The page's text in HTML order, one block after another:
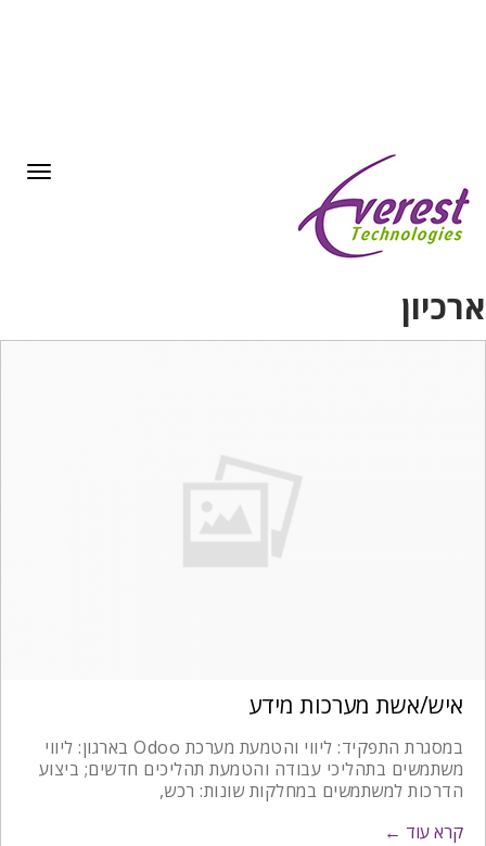
תפריט
איש/אשת מערכות מידע
במסגרת התפקיד: ליווי והטמעת מערכת Odoo בארגון: ליווי
משתמשים בתהליכי עבודה והטמעת תהליכים חדשים; ביצוע
הדרכות למשתמשים במחלקות שונות: רכש,
קרא עוד ←